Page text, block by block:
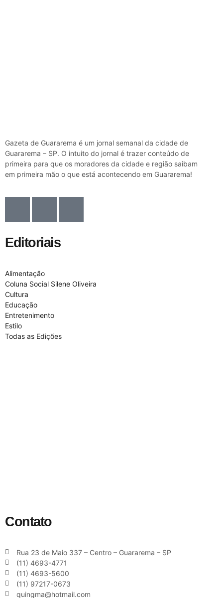
Gazeta de Guararema é um jornal semanal da cidade de
Guararema – SP. O intuito do jornal é trazer conteúdo de
primeira para que os moradores da cidade e região saibam
em primeira mão o que está acontecendo em Guararema!
Editoriais
Alimentação
Coluna Social Silene Oliveira
Cultura
Educação
Entretenimento
Estilo
Todas as Edições
Contato
Rua 23 de Maio 337 – Centro – Guararema – SP
(11) 4693-4771
(11) 4693-5600
(11) 97217-0673
quingma@hotmail.com